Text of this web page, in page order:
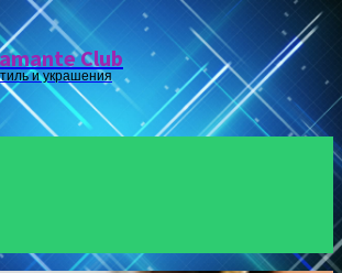
Menu
Club
и украшения